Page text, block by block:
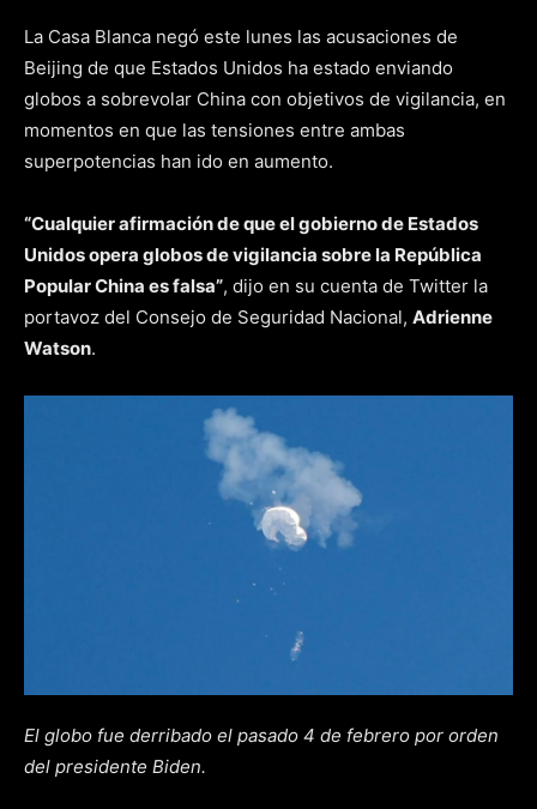
La Casa Blanca negó este lunes las acusaciones de
Beijing de que Estados Unidos ha estado enviando
globos a sobrevolar China con objetivos de vigilancia, en
momentos en que las tensiones entre ambas
superpotencias han ido en aumento.
“Cualquier afirmación de que el gobierno de Estados
Unidos opera globos de vigilancia sobre la República
Popular China es falsa”, dijo en su cuenta de Twitter la
portavoz del Consejo de Seguridad Nacional, Adrienne
Watson.
El globo fue derribado el pasado 4 de febrero por orden
del presidente Biden.